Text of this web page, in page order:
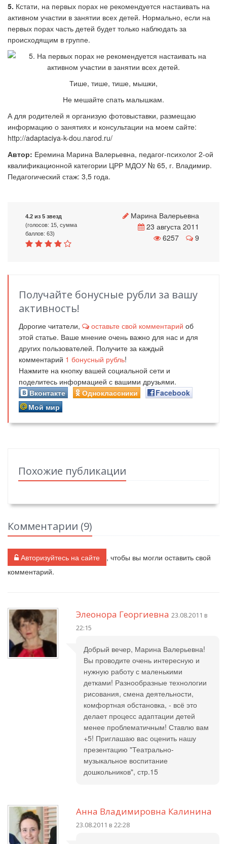
5. Кстати, на первых порах не рекомендуется настаивать на
активном участии в занятии всех детей. Нормально, если на
первых порах часть детей будет только наблюдать за
происходящим в группе.
Тише, тише, тише, мышки,
Не мешайте спать малышкам.
А для родителей я организую фотовыставки, размещаю
информацию о занятиях и консультации на моем сайте:
http://adaptaciya-k-dou.narod.ru/
Автор: Еремина Марина Валерьевна, педагог-психолог 2-ой
квалификационной категории ЦРР МДОУ № 65, г. Владимир.
Педагогический стаж: 3,5 года.
4.2 из 5 звезд
(голосов: 15, сумма
баллов: 63)
Марина Валерьевна
23 августа 2011
6257
9
Получайте бонусные рубли за вашу
активность!
Дорогие читатели, оставьте свой комментарий об
этой статье. Ваше мнение очень важно для нас и для
других пользователей. Получите за каждый
комментарий 1 бонусный рубль!
Нажмите на кнопку вашей социальной сети и
поделитесь информацией с вашими друзьями.
Вконтакте
Одноклассники
Facebook
Мой мир
Похожие публикации
Комментарии (9)
Авторизуйтесь на сайте
, чтобы вы могли оставить свой
комментарий.
Элеонора Георгиевна 23.08.2011 в
22:15
Добрый вечер, Марина Валерьевна!
Вы проводите очень интересную и
нужную работу с маленькими
детками! Разнообразные технологии
рисования, смена деятельности,
комфортная обстановка, - всё это
делает процесс адаптации детей
менее проблематичным! Ставлю вам
+5! Приглашаю вас оценить нашу
презентацию "Театрально-
музыкальное воспитание
дошкольников", стр.15
Анна Владимировна Калинина
23.08.2011 в 22:28